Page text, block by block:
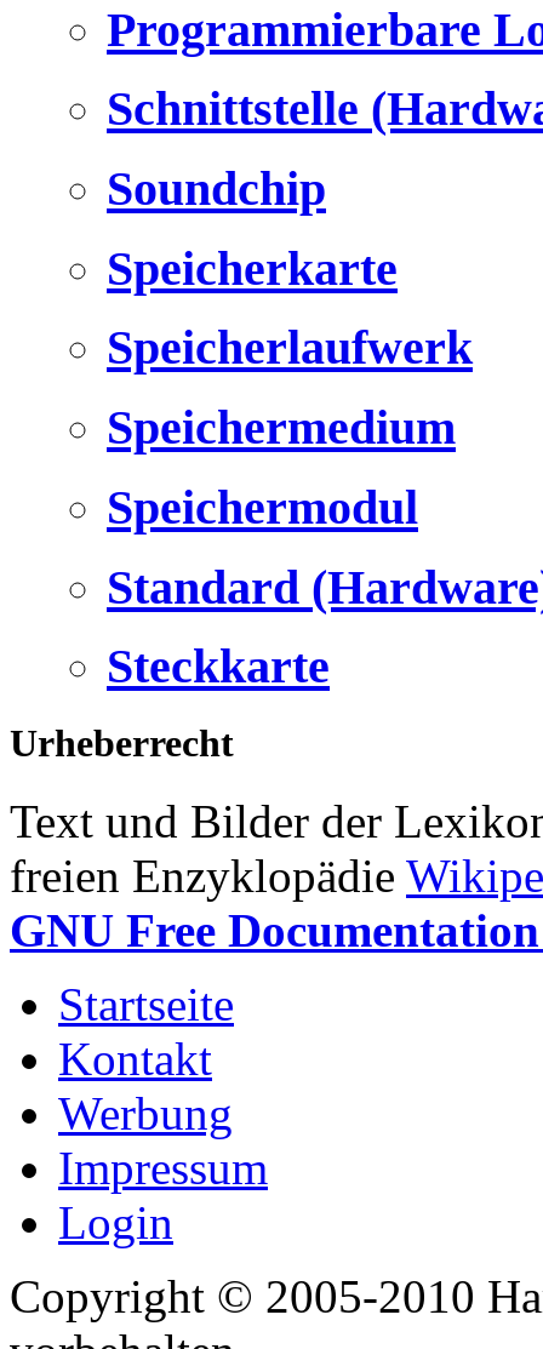
Programmierbare
Schnittstelle
Soundchip
Speicherkarte
Speicherlaufwerk
Speichermedium
Speichermodul
Standard
Steckkarte
Urheberrecht
Text und Bilder der
freien Enzyklopädie
GNU Free
Startseite
Kontakt
Werbung
Impressum
Login
Copyright © 2005-2010